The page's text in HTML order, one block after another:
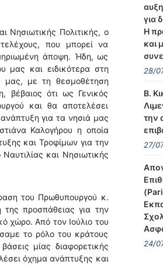
Νησιωτικής Πολιτικής, ο
που μπορεί να
άποψη. Ήδη, ως
μας και ειδικότερα στη
μας, με τη θεσμοθέτηση
βέβαιος ότι ως Γενικός
και θα αποτελέσει
για τα νησιά μας
Καλογήρου η οποία
και Τροφίμων για την
και Νησιωτικής
του Πρωθυπουργού κ.
προσπάθειας για την
χώρο. Από τον Ιούλιο του
το ρόλο του κράτους
μίας διαφορετικής
όχημα ανάπτυξης και
για
Η
και
28/
Β.
την
27/
24/